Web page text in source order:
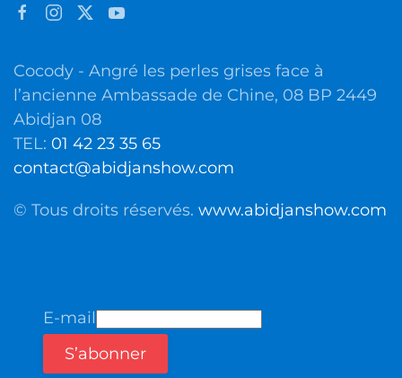
Cocody - Angré les perles grises face à
l’ancienne Ambassade de Chine, 08 BP 2449
Abidjan 08
TEL: 01 42 23 35 65
contact@abidjanshow.com
© Tous droits réservés. www.abidjanshow.com
E-mail
S’abonner